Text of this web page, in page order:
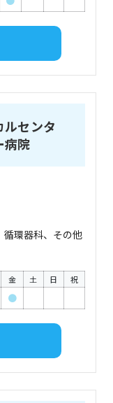
センタ
院
循環器科、その他
金 土 日 祝
●